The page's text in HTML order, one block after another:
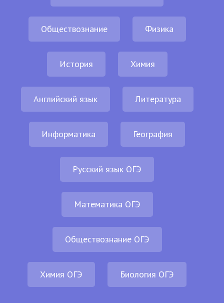
Обществознание Физика
История Химия
Английский язык Литература
Информатика География
Русский язык ОГЭ
Математика ОГЭ
Обществознание ОГЭ
Химия ОГЭ Биология ОГЭ